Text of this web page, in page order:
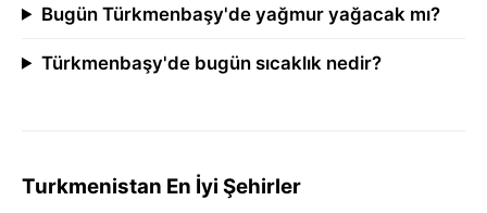
Bugün Türkmenbaşy'de yağmur yağacak mı?
Türkmenbaşy'de bugün sıcaklık nedir?
Turkmenistan En İyi Şehirler